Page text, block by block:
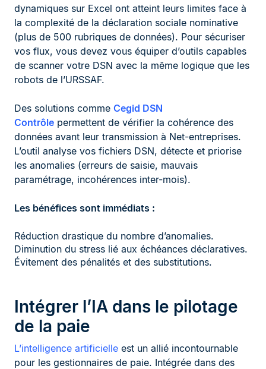
dynamiques sur Excel ont atteint leurs limites face à
la complexité de la déclaration sociale nominative
(plus de 500 rubriques de données). Pour sécuriser
vos flux, vous devez vous équiper d’outils capables
de scanner votre DSN avec la même logique que les
robots de l’URSSAF.
Des solutions comme Cegid DSN
Contrôle permettent de vérifier la cohérence des
données avant leur transmission à Net-entreprises.
L’outil analyse vos fichiers DSN, détecte et priorise
les anomalies (erreurs de saisie, mauvais
paramétrage, incohérences inter-mois).
Les bénéfices sont immédiats :
Réduction drastique du nombre d’anomalies.
Diminution du stress lié aux échéances déclaratives.
Évitement des pénalités et des substitutions.
Intégrer l’IA dans le pilotage
de la paie
L’intelligence artificielle est un allié incontournable
pour les gestionnaires de paie. Intégrée dans des